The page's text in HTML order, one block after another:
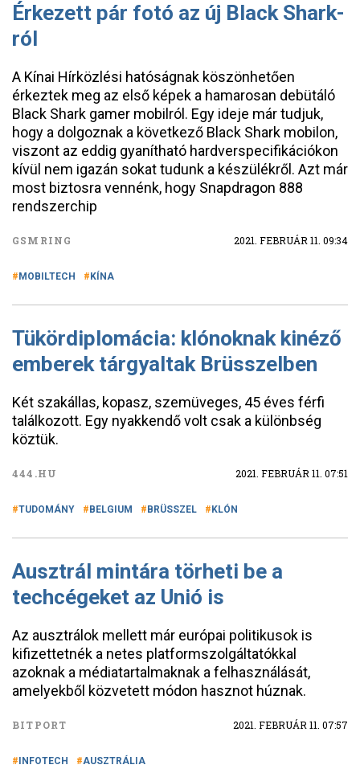
Érkezett pár fotó az új Black Shark-
ról
A Kínai Hírközlési hatóságnak köszönhetően
érkeztek meg az első képek a hamarosan debütáló
Black Shark gamer mobilról. Egy ideje már tudjuk,
hogy a dolgoznak a következő Black Shark mobilon,
viszont az eddig gyanítható hardverspecifikációkon
kívül nem igazán sokat tudunk a készülékről. Azt már
most biztosra vennénk, hogy Snapdragon 888
rendszerchip
GSMRING 2021. FEBRUÁR 11. 09:34
MOBILTECH KÍNA
Tükördiplomácia: klónoknak kinéző
emberek tárgyaltak Brüsszelben
Két szakállas, kopasz, szemüveges, 45 éves férfi
találkozott. Egy nyakkendő volt csak a különbség
köztük.
444.HU 2021. FEBRUÁR 11. 07:51
TUDOMÁNY BELGIUM BRÜSSZEL KLÓN
Ausztrál mintára törheti be a
techcégeket az Unió is
Az ausztrálok mellett már európai politikusok is
kifizettetnék a netes platformszolgáltatókkal
azoknak a médiatartalmaknak a felhasználását,
amelyekből közvetett módon hasznot húznak.
BITPORT 2021. FEBRUÁR 11. 07:57
INFOTECH AUSZTRÁLIA